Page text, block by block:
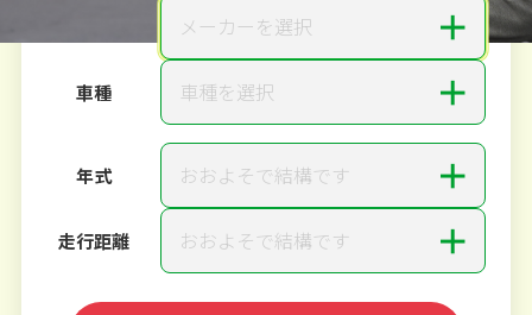
メーカーを選択 ＋
車種 車種を選択 ＋
年式 おおよそで結構です ＋
走行距離 おおよそで結構です ＋